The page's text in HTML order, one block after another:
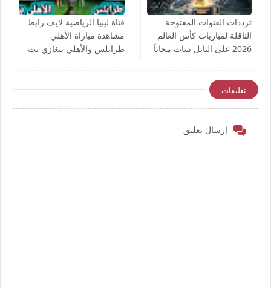
ترددات القنوات المفتوحة
الناقلة لمباريات كأس العالم
2026 على النايل سات مجاناً
قناة ليبيا الرياضية لايف رابط
مشاهدة مباراة الأهلي
طرابلس والأهلي بنغازي بث
تعليقات
إرسال تعليق